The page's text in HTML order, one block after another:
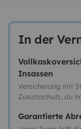
In der
Insassen
Versicherung mit
Zusatzschutz, du
Garantierte